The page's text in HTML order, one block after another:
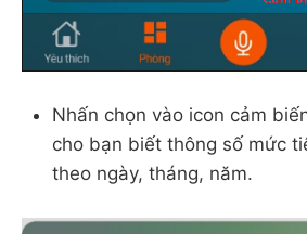
Nhấn chọn vào icon cảm
cho bạn biết thông số mức
theo ngày, tháng, năm.